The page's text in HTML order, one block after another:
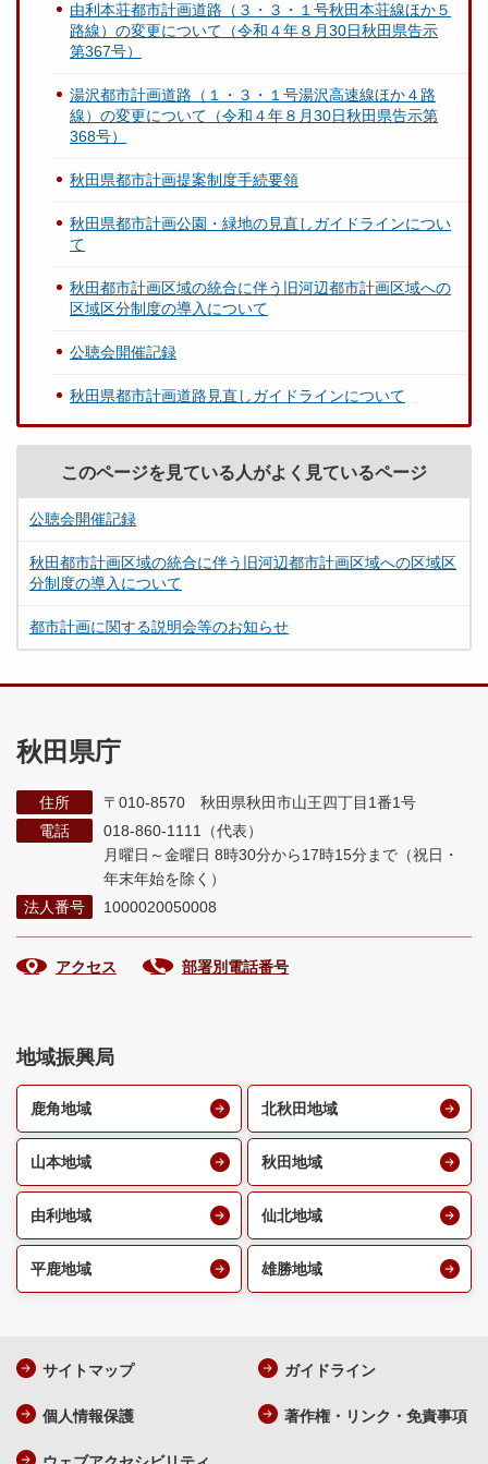
由利本荘都市計画道路（３・３・１号秋田本荘線ほか５
路線）の変更について（令和４年８月30日秋田県告示
第367号）
湯沢都市計画道路（１・３・１号湯沢高速線ほか４路
線）の変更について（令和４年８月30日秋田県告示第
368号）
秋田県都市計画提案制度手続要領
秋田県都市計画公園・緑地の見直しガイドラインについ
て
秋田都市計画区域の統合に伴う旧河辺都市計画区域への
区域区分制度の導入について
公聴会開催記録
秋田県都市計画道路見直しガイドラインについて
このページを見ている人がよく見ているページ
公聴会開催記録
秋田都市計画区域の統合に伴う旧河辺都市計画区域への区域区
分制度の導入について
都市計画に関する説明会等のお知らせ
秋田県庁
住所
〒010-8570 秋田県秋田市山王四丁目1番1号
電話
018-860-1111（代表）
月曜日～金曜日 8時30分から17時15分まで （祝日・
年末年始を除く）
法人番号
1000020050008
アクセス 部署別電話番号
地域振興局
鹿角地域 北秋田地域
山本地域 秋田地域
由利地域 仙北地域
平鹿地域 雄勝地域
サイトマップ ガイドライン
個人情報保護 著作権・リンク・免責事項